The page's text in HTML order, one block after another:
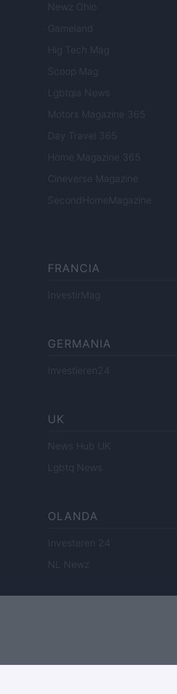
Newz Ohio
Gameland
Hig Tech Mag
Scoop Mag
Lgbtqia News
Motors Magazine 365
Day Travel 365
Home Magazine 365
Cineverse Magazine
SecondHomeMagazine
FRANCIA
InvestirMag
GERMANIA
Investieren24
UK
News Hub UK
Lgbtq News
OLANDA
Investeren 24
NL Newz